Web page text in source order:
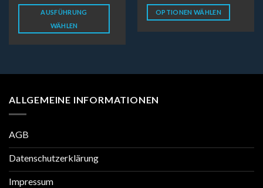
AUSFÜHRUNG
WÄHLEN
OPTIONEN WÄHLEN
ALLGEMEINE INFORMATIONEN
AGB
Datenschutzerklärung
Impressum